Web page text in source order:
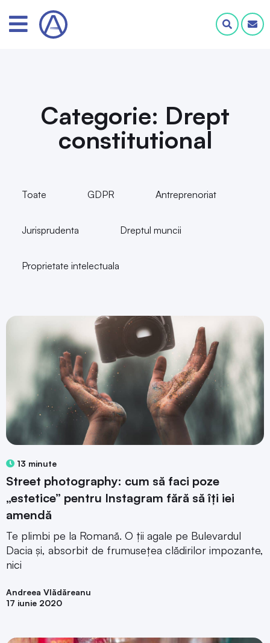
Categorie: Drept
constitutional
Toate GDPR Antreprenoriat
Jurisprudenta Dreptul muncii
Proprietate intelectuala
13 minute
Street photography: cum să faci poze
„estetice” pentru Instagram fără să îți iei
amendă
Te plimbi pe la Romană. O ții agale pe Bulevardul
Dacia și, absorbit de frumusețea clădirilor impozante,
nici
Andreea Vlădăreanu
17 iunie 2020